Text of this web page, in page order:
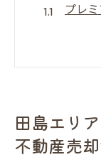
プレ
だん
理由
田島エリ
不動産売